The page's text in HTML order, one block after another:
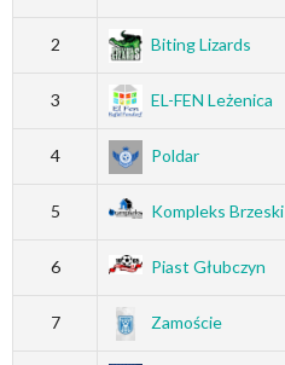
2 Biting Lizards
3 EL-FEN Leżenica
4 Poldar
5 Kompleks Brzeski
6 Piast Głubczyn
7 Zamoście